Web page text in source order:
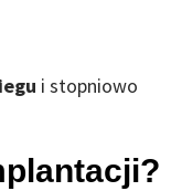
i stopniowo